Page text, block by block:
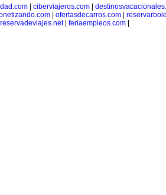
| ciberviajeros.com|
ofertasdecarros.com
reservadeviajes.net| feriaempleos.com|